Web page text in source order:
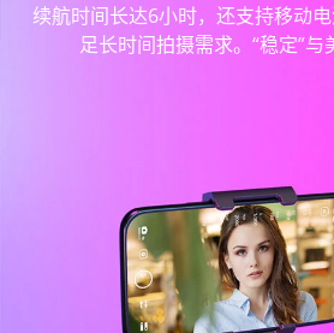
续航时间长达6小时，还支持移动
足长时间拍摄需求。“稳定”与